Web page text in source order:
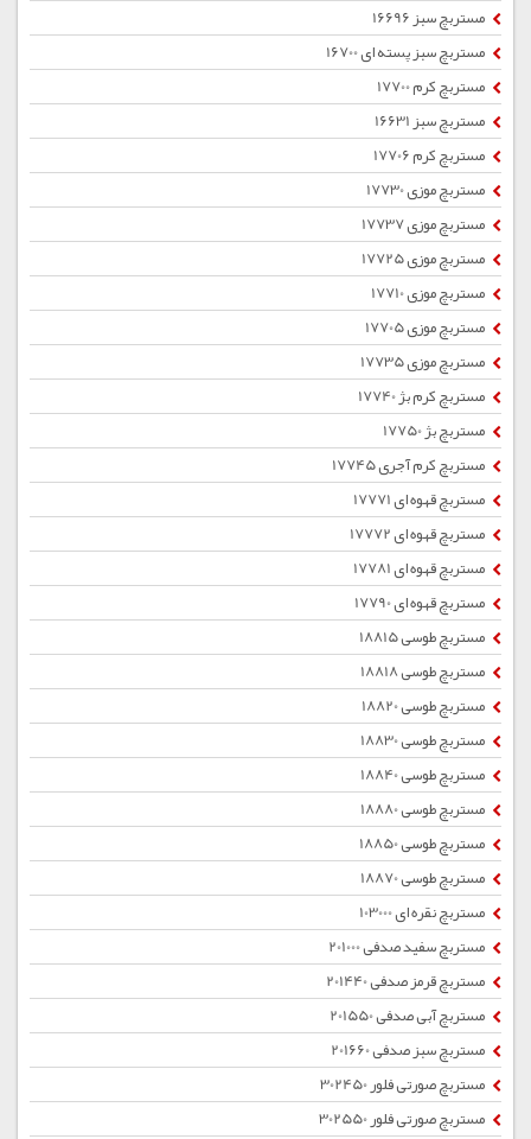
مستربچ سبز 16696
مستربچ سبز پسته ای 16700
مستربچ کرم 17700
مستربچ سبز 16631
مستربچ کرم 17706
مستربچ موزی 17730
مستربچ موزی 17737
مستربچ موزی 17725
مستربچ موزی 17710
مستربچ موزی 17705
مستربچ موزی 17735
مستربچ کرم بژ 17740
مستربچ بژ 17750
مستربچ کرم آجری 17745
مستربچ قهوه ای 17771
مستربچ قهوه ای 17772
مستربچ قهوه ای 17781
مستربچ قهوه ای 17790
مستربچ طوسی 18815
مستربچ طوسی 18818
مستربچ طوسی 18820
مستربچ طوسی 18830
مستربچ طوسی 18840
مستربچ طوسی 18880
مستربچ طوسی 18850
مستربچ طوسی 18870
مستربچ نقره ای 103000
مستربچ سفید صدفی 201000
مستربچ قرمز صدفی 201440
مستربچ آبی صدفی 201550
مستربچ سبز صدفی 201660
مستربچ صورتی فلور 302450
مستربچ صورتی فلور 302550